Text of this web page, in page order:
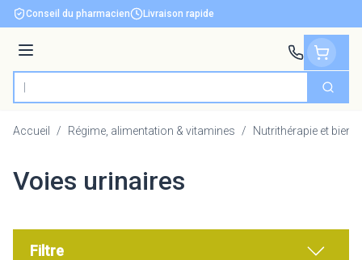
Aller au contenu
Conseil du pharmacien Livraison rapide
Menu
Rechercher
Accueil / Régime, alimentation & vitamines / Nutrithérapie et bien-
Voies urinaires
Filtre